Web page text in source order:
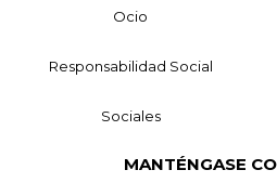
Ocio
Responsabilidad Social
Sociales
MANTÉNGASE